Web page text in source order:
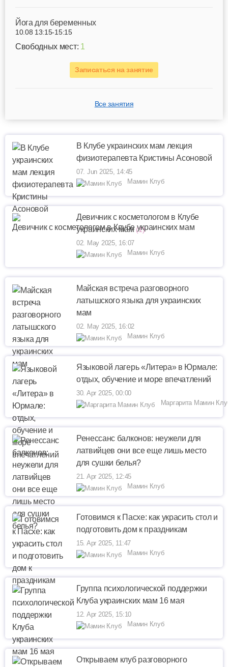
Йога для беременных
10.08 13:15-15:15
Свободных мест: 1
Записаться на занятие
Все занятия
В Клубе украинских мам лекция
физиотерапевта Кристины Асоновой
07. Jun 2025, 14:45
Мамин Клуб
Девичник с косметологом в Клубе
украинских мам (1)
02. May 2025, 16:07
Мамин Клуб
Майская встреча разговорного
латышского языка для украинских
мам
02. May 2025, 16:02
Мамин Клуб
Языковой лагерь «Литера» в Юрмале:
отдых, обучение и море впечатлений
30. Apr 2025, 00:00
Маргарита Мамин
Ренессанс балконов: неужели для
латвийцев они все еще лишь место
для сушки белья?
21. Apr 2025, 12:45
Мамин Клуб
Готовимся к Пасхе: как украсить стол и
подготовить дом к праздникам
15. Apr 2025, 11:47
Мамин Клуб
Группа психологической поддержки
Клуба украинских мам 16 мая
12. Apr 2025, 15:10
Мамин Клуб
Открываем клуб разговорного